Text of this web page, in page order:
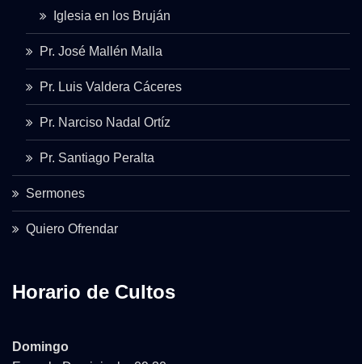
Iglesia en los Bruján
Pr. José Mallén Malla
Pr. Luis Valdera Cáceres
Pr. Narciso Nadal Ortíz
Pr. Santiago Peralta
Sermones
Quiero Ofrendar
Horario de Cultos
Domingo